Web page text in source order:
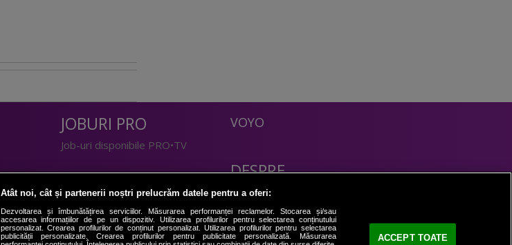
JOBURI PRO
Job-uri disponibile PRO•TV
LIFESTYLE
Doctor de Bine
Acasă
VOYO
DESPRE
Politica Confidentialitate
Contact
Atât noi, cât și partenerii noștri prelucrăm datele pentru a oferi:
Dezvoltarea și îmbunătățirea serviciilor. Măsurarea performanței reclamelor. Stocarea și/sau
accesarea informațiilor de pe un dispozitiv. Utilizarea profilurilor pentru selectarea conținutului
personalizat. Crearea profilurilor de conținut personalizat. Utilizarea profilurilor pentru selectarea
publicității personalizate. Crearea profilurilor pentru publicitate personalizată. Măsurarea
ACCEPT TOATE